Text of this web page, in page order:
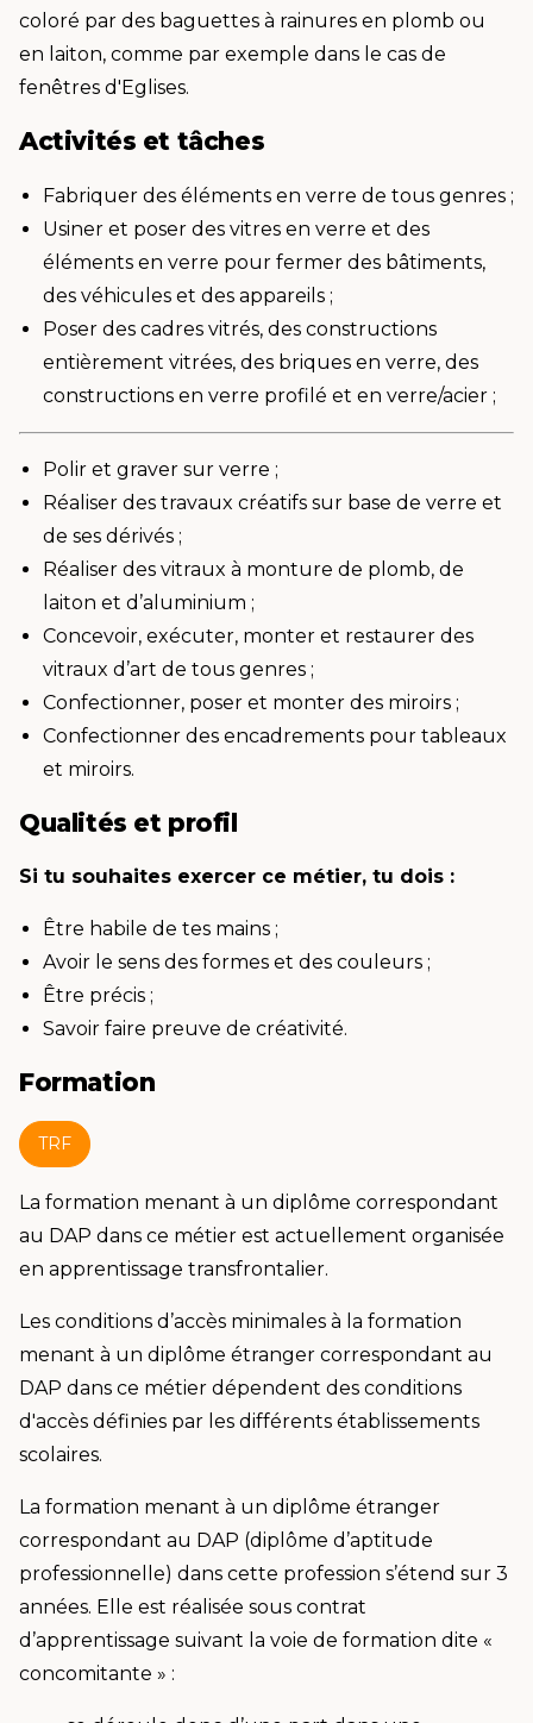
coloré par des baguettes à rainures en plomb ou
en laiton, comme par exemple dans le cas de
fenêtres d'Eglises.
Activités et tâches
Fabriquer des éléments en verre de tous genres ;
Usiner et poser des vitres en verre et des
éléments en verre pour fermer des bâtiments,
des véhicules et des appareils ;
Poser des cadres vitrés, des constructions
entièrement vitrées, des briques en verre, des
constructions en verre profilé et en verre/acier ;
Polir et graver sur verre ;
Réaliser des travaux créatifs sur base de verre et
de ses dérivés ;
Réaliser des vitraux à monture de plomb, de
laiton et d’aluminium ;
Concevoir, exécuter, monter et restaurer des
vitraux d’art de tous genres ;
Confectionner, poser et monter des miroirs ;
Confectionner des encadrements pour tableaux
et miroirs.
Qualités et profil
Si tu souhaites exercer ce métier, tu dois :
Être habile de tes mains ;
Avoir le sens des formes et des couleurs ;
Être précis ;
Savoir faire preuve de créativité.
Formation
TRF
La formation menant à un diplôme correspondant
au DAP dans ce métier est actuellement organisée
en apprentissage transfrontalier.
Les conditions d’accès minimales à la formation
menant à un diplôme étranger correspondant au
DAP dans ce métier dépendent des conditions
d'accès définies par les différents établissements
scolaires.
La formation menant à un diplôme étranger
correspondant au DAP (diplôme d’aptitude
professionnelle) dans cette profession s’étend sur 3
années. Elle est réalisée sous contrat
d’apprentissage suivant la voie de formation dite «
concomitante » :